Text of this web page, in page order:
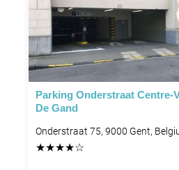
Parking Onderstraat Centre-
De Gand
Onderstraat 75, 9000 Gent,
★★★★☆